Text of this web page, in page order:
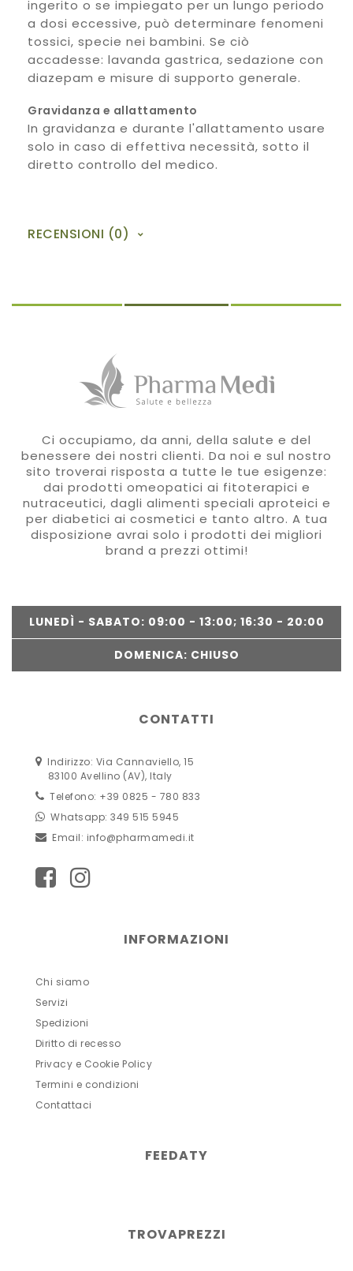
ingerito o se impiegato per un lungo periodo
a dosi eccessive, può determinare fenomeni
tossici, specie nei bambini. Se ciò
accadesse: lavanda gastrica, sedazione con
diazepam e misure di supporto generale.
Gravidanza e allattamento
In gravidanza e durante l'allattamento usare
solo in caso di effettiva necessità, sotto il
diretto controllo del medico.
RECENSIONI (0)
Ci occupiamo, da anni, della salute e del
benessere dei nostri clienti. Da noi e sul nostro
sito troverai risposta a tutte le tue esigenze:
dai prodotti omeopatici ai fitoterapici e
nutraceutici, dagli alimenti speciali aproteici e
per diabetici ai cosmetici e tanto altro. A tua
disposizione avrai solo i prodotti dei migliori
brand a prezzi ottimi!
LUNEDÌ - SABATO: 09:00 - 13:00; 16:30 - 20:00
DOMENICA: CHIUSO
CONTATTI
Indirizzo: Via Cannaviello, 15
83100 Avellino (AV), Italy
Telefono: +39 0825 - 780 833
Whatsapp: 349 515 5945
Email: info@pharmamedi.it
INFORMAZIONI
Chi siamo
Servizi
Spedizioni
Diritto di recesso
Privacy e Cookie Policy
Termini e condizioni
Contattaci
FEEDATY
TROVAPREZZI